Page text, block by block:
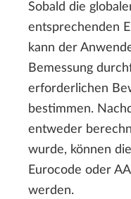
Sobald die
entsprechenden
kann der
Bemessung
erforderlichen
bestimmen.
entweder
wurde, können
Eurocode oder
werden.